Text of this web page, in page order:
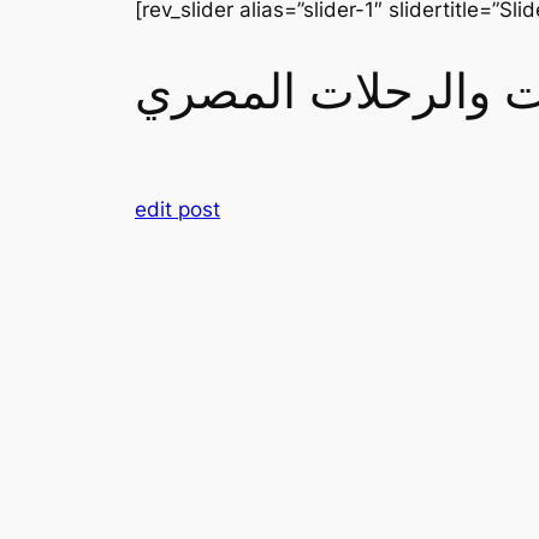
[rev_slider alias=”slider-1″
والرحلات المصري
edit post